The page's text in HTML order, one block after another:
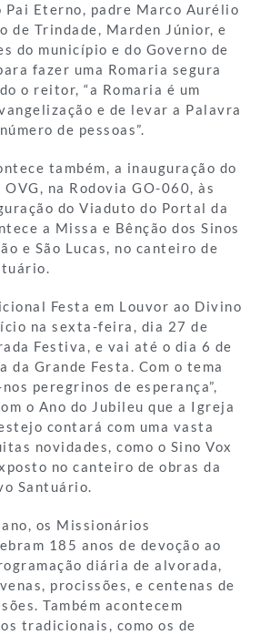
Eterno, padre Marco Aurélio
de Trindade, Marden Júnior, e
do município e do Governo de
fazer uma Romaria segura
o reitor, “a Romaria é um
e de levar a Palavra
de pessoas”.
também, a inauguração do
na Rodovia GO-060, às
do Viaduto do Portal da
a Missa e Bênção dos Sinos
e São Lucas, no canteiro de
Festa em Louvor ao Divino
na sexta-feira, dia 27 de
Festiva, e vai até o dia 6 de
da Grande Festa. Com o tema
peregrinos de esperança”,
o Ano do Jubileu que a Igreja
contará com uma vasta
novidades, como o Sino Vox
no canteiro de obras da
Santuário.
os Missionários
185 anos de devoção ao
diária de alvorada,
procissões, e centenas de
Também acontecem
tradicionais, como os de